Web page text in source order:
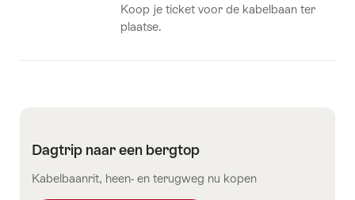
Koop je ticket voor de kabelbaan ter
plaatse.
Dagtrip naar een bergtop
Kabelbaanrit, heen- en terugweg nu kopen